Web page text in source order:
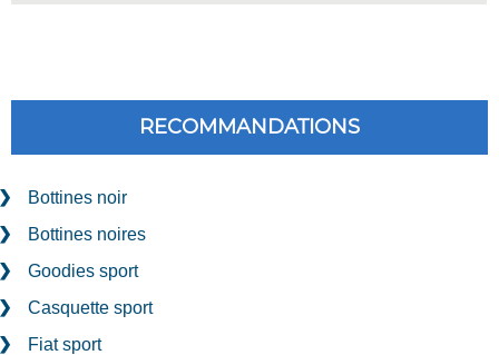
RECOMMANDATIONS
Bottines noir
Bottines noires
Goodies sport
Casquette sport
Fiat sport